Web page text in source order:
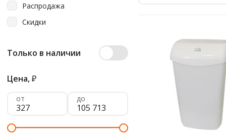
Распродажа
Скидки
Только в наличии
Цена,₽
от до